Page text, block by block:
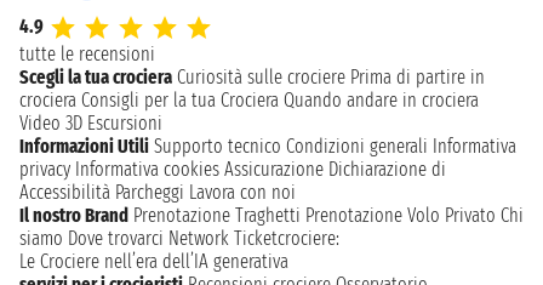
4.9
tutte le recensioni
Scegli la tua crociera Curiosità sulle crociere Prima di partire in
crociera Consigli per la tua Crociera Quando andare in crociera
Video 3D Escursioni
Informazioni Utili Supporto tecnico Condizioni generali Informativa
privacy Informativa cookies Assicurazione Dichiarazione di
Accessibilità Parcheggi Lavora con noi
Il nostro Brand Prenotazione Traghetti Prenotazione Volo Privato Chi
siamo Dove trovarci Network Ticketcrociere:
Le Crociere nell’era dell’IA generativa